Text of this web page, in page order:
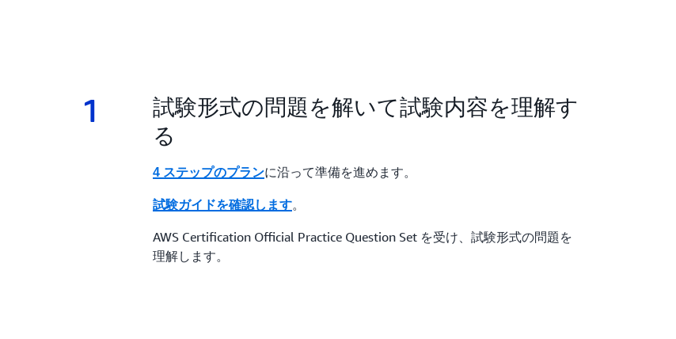
1 1.
試験形式の問題を解いて試験内容を理解す
る
4 ステップのプランに沿って準備を進めます。
試験ガイドを確認します。
AWS Certification Official Practice Question Set を受け、試験形式の問題を
理解します。